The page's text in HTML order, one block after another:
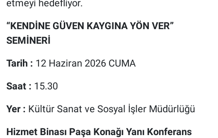
etmeyi hedefliyor.
“KENDİNE GÜVEN KAYGINA YÖN VER”
SEMİNERİ
Tarih : 12 Haziran 2026 CUMA
Saat : 15.30
Yer : Kültür Sanat ve Sosyal İşler Müdürlüğü
Hizmet Binası Paşa Konağı Yanı Konferans